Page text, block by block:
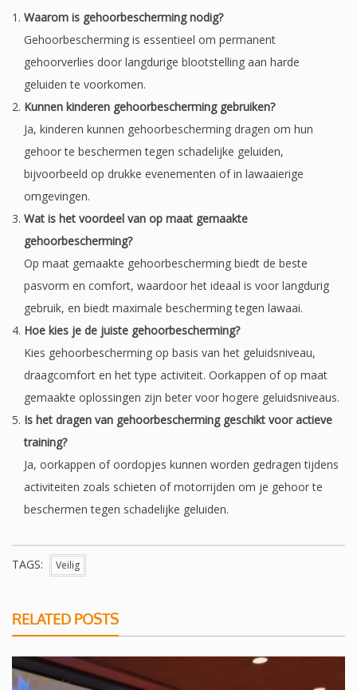
Waarom is gehoorbescherming nodig?
Gehoorbescherming is essentieel om permanent
gehoorverlies door langdurige blootstelling aan harde
geluiden te voorkomen.
Kunnen kinderen gehoorbescherming gebruiken?
Ja, kinderen kunnen gehoorbescherming dragen om hun
gehoor te beschermen tegen schadelijke geluiden,
bijvoorbeeld op drukke evenementen of in lawaaierige
omgevingen.
Wat is het voordeel van op maat gemaakte
gehoorbescherming?
Op maat gemaakte gehoorbescherming biedt de beste
pasvorm en comfort, waardoor het ideaal is voor langdurig
gebruik, en biedt maximale bescherming tegen lawaai.
Hoe kies je de juiste gehoorbescherming?
Kies gehoorbescherming op basis van het geluidsniveau,
draagcomfort en het type activiteit. Oorkappen of op maat
gemaakte oplossingen zijn beter voor hogere geluidsniveaus.
Is het dragen van gehoorbescherming geschikt voor actieve
training?
Ja, oorkappen of oordopjes kunnen worden gedragen tijdens
activiteiten zoals schieten of motorrijden om je gehoor te
beschermen tegen schadelijke geluiden.
TAGS: Veilig
RELATED POSTS